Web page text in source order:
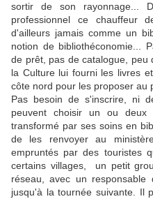
sortir de son rayonnage...
professionnel ce chauffeur
d'ailleurs jamais comme un
notion de bibliothéconomie...
de prêt, pas de catalogue, peu
la Culture lui fourni les livres
côte nord pour les proposer au
Pas besoin de s'inscrire, ni
peuvent choisir un ou deux
transformé par ses soins en
de les renvoyer au
empruntés par des touristes
certains villages, un petit
réseau, avec un
jusqu'à la tournée suivante. Il